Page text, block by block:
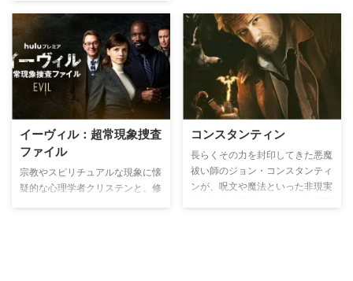
ン・ロックハートと、弁護士ルッ
カ・クイン、ダイアンの名付け子
で新人弁護士マイア・リンデルを
中心に描く法廷ドラマ。巨額の金
融詐欺によって若き弁護士マイア
の評判はガタ落ち。同時にマイア
の師であり名付け親でもあるダイ
アン・ロックハートの貯蓄も全て
消えてしまう。ロックハート＆リ
ー弁護士事務所から追い出された
二人は、ルッカ・クインに誘われ
シカゴの有名法律事務所に入る。
イーヴィル：超常現象捜査
ファイル
宗教やスピリチュアルな現象に懐
疑的な心理学者クリステンと、修
コンスタンティン
長らくその力を封印してきた悪魔
祓い師のジョン・コンスタンティ
ンが、呪文や魔法といった非現実